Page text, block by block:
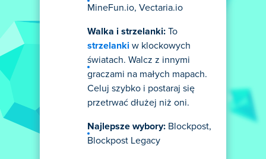
MineFun.io, Vectaria.io
Walka i strzelanki: To
strzelanki w klockowych
światach. Walcz z innymi
graczami na małych mapach.
Celuj szybko i postaraj się
przetrwać dłużej niż oni.
Najlepsze wybory: Blockpost,
Blockpost Legacy